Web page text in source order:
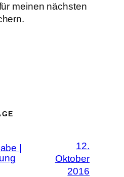
meinen nächsten
|
12.
Oktober
2016